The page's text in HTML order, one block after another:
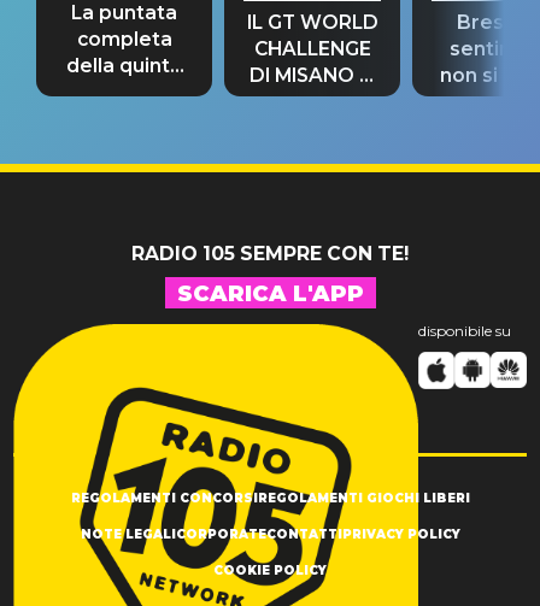
La puntata
completa
della quinta
tappa
IL GT WORLD
CHALLENGE
DI MISANO si
riconferma
Bresh:
non si
fino alla
RADIO 105 SEMPRE CON TE!
SCARICA L'APP
disponibile su
REGOLAMENTI CONCORSI REGOLAMENTI GIOCHI LIBERI
NOTE LEGALI CORPORATECONTATTI PRIVACY POLICY
COOKIE POLICY